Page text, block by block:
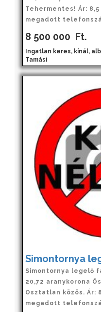
Tehermentes! Ár:
megadott
8 500 000 Ft.
Ingatlan keres, kínál,
Tamási
Simontornya
Simontornya legelő
20,72 aranykorona
Osztatlan közös. Ár:
megadott